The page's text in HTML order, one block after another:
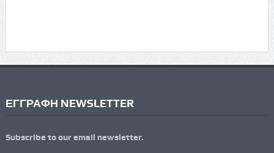
ΕΓΓΡΑΦΗ NEWSLETTER
Subscribe to our email newsletter.